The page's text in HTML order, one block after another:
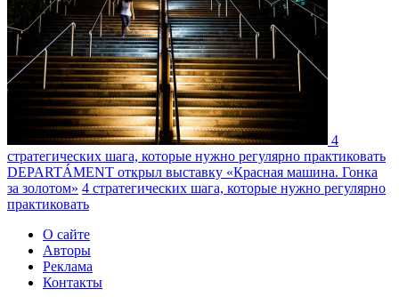
4
стратегических шага, которые нужно регулярно практиковать
DEPARTÁMENT открыл выставку «Красная машина. Гонка
за золотом» 4 стратегических шага, которые нужно регулярно
практиковать
О сайте
Авторы
Реклама
Контакты